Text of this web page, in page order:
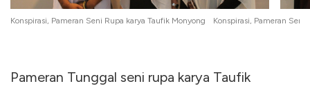
Konspirasi, Pameran Seni Rupa karya Taufik Monyong Konspirasi, Pameran Seni
Pameran Tunggal seni rupa karya Taufik